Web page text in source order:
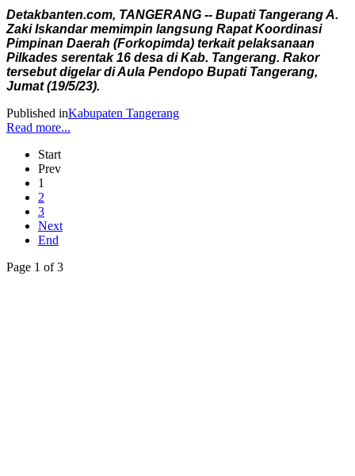
Detakbanten.com, TANGERANG -- Bupati Tangerang A.
Zaki Iskandar memimpin langsung Rapat Koordinasi
Pimpinan Daerah (Forkopimda) terkait pelaksanaan
Pilkades serentak 16 desa di Kab. Tangerang. Rakor
tersebut digelar di Aula Pendopo Bupati Tangerang,
Jumat (19/5/23).
Published inKabupaten Tangerang
Read more...
Start
Prev
1
2
3
Next
End
Page 1 of 3